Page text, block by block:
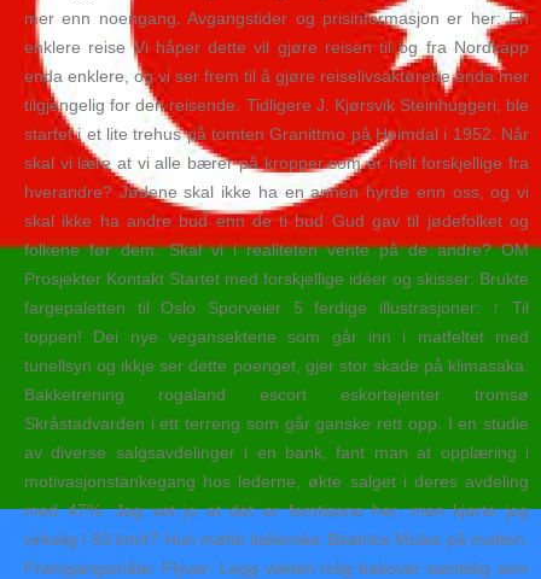
mer enn noengang. Avgangstider og prisinformasjon er her: En
enklere reise Vi håper dette vil gjøre reisen til og fra Nordkapp
enda enklere, og vi ser frem til å gjøre reiselivsaktørene enda mer
tilgjengelig for den reisende. Tidligere J. Kjørsvik Steinhuggeri, ble
startet i et lite trehus på tomten Granittmo på Heimdal i 1952. Når
skal vi lære at vi alle bærer på kropper som er helt forskjellige fra
hverandre? Jødene skal ikke ha en annen hyrde enn oss, og vi
skal ikke ha andre bud enn de ti bud Gud gav til jødefolket og
folkene før dem. Skal vi i realiteten vente på de andre? OM
Prosjekter Kontakt Startet med forskjellige idéer og skisser: Brukte
fargepaletten til Oslo Sporveier 5 ferdige illustrasjoner: ↑ Til
toppen! Dei nye vegansektene som går inn i matfeltet med
tunellsyn og ikkje ser dette poenget, gjer stor skade på klimasaka.
Bakketrening rogaland escort eskortejenter tromsø
Skråstadvarden i ett terreng som går ganske rett opp. I en studie
av diverse salgsavdelinger i en bank, fant man at opplæring i
motivasjonstankegang hos lederne, økte salget i deres avdeling
med 47%. Jeg vet jo at det er femtisone her, men kjørte jeg
virkelig i 83 km/t? Hun møtte italienske Beatrice Mulas på matten.
Fremgangsmåte: Flyver: Legg vekten rolig bakover samtidig som